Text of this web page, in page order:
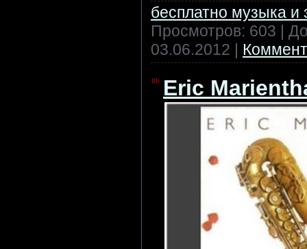
бесплатно музыка и
Просмотров: 603 |
03.06.2012
Eric